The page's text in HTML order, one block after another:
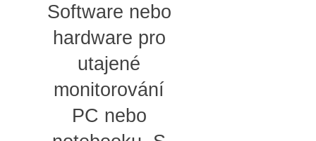
Software nebo
hardware pro
utajené
monitorování
PC nebo